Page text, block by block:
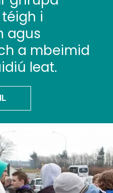
i
agus
a mbeimid
leat.